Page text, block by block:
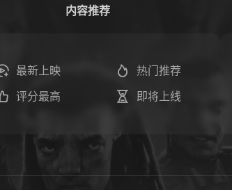
内容推荐
最新上映 热门推荐
评分最高 即将上线